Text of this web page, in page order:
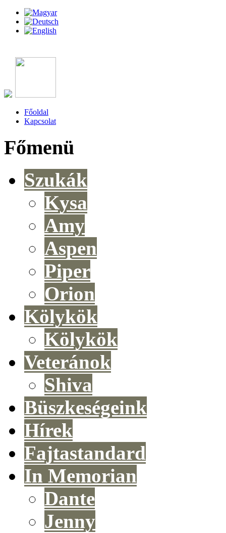
Főoldal
Kapcsolat
Főmenü
Szukák
Kysa
Amy
Aspen
Piper
Orion
Kölykök
Kölykök
Veteránok
Shiva
Büszkeségeink
Hírek
Fajtastandard
In Memorian
Dante
Jenny